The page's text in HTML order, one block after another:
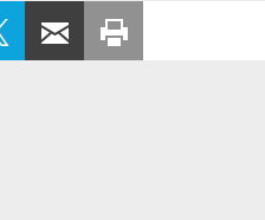
Eröffnung der
AUF
TEILEN
PER E-MAIL
WEITEREMPFEHLEN